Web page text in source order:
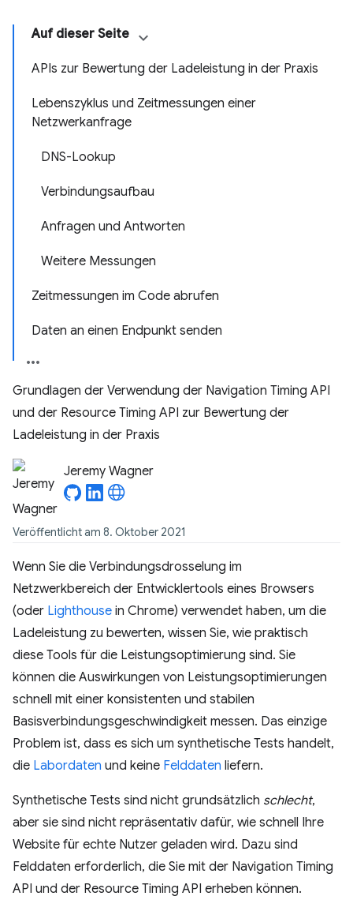
Auf dieser Seite
APIs zur Bewertung der Ladeleistung in der Praxis
Lebenszyklus und Zeitmessungen einer
Netzwerkanfrage
DNS-Lookup
Verbindungsaufbau
Anfragen und Antworten
Weitere Messungen
Zeitmessungen im Code abrufen
Daten an einen Endpunkt senden
Grundlagen der Verwendung der Navigation Timing API
und der Resource Timing API zur Bewertung der
Ladeleistung in der Praxis
Jeremy Wagner
Veröffentlicht am 8. Oktober 2021
Wenn Sie die Verbindungsdrosselung im
Netzwerkbereich der Entwicklertools eines Browsers
(oder Lighthouse in Chrome) verwendet haben, um die
Ladeleistung zu bewerten, wissen Sie, wie praktisch
diese Tools für die Leistungsoptimierung sind. Sie
können die Auswirkungen von Leistungsoptimierungen
schnell mit einer konsistenten und stabilen
Basisverbindungsgeschwindigkeit messen. Das einzige
Problem ist, dass es sich um synthetische Tests handelt,
die Labordaten und keine Felddaten liefern.
Synthetische Tests sind nicht grundsätzlich schlecht,
aber sie sind nicht repräsentativ dafür, wie schnell Ihre
Website für echte Nutzer geladen wird. Dazu sind
Felddaten erforderlich, die Sie mit der Navigation Timing
API und der Resource Timing API erheben können.